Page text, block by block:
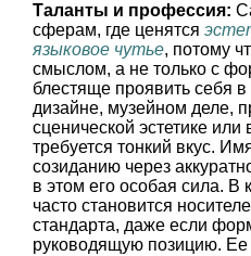
Таланты и профессия:
сферам, где ценятся
языковое чутье, потому
смыслом, а не только с
блестяще проявить себя в
дизайне, музейном деле,
сценической эстетике
требуется тонкий вкус.
созиданию через
в этом его особая сила.
часто становится
стандарта, даже если
руководящую позицию. Ее